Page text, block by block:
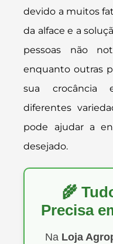
devido a muitos
da alface e a
pessoas não
enquanto outras
sua crocância
diferentes
pode ajudar a
desejado.
🌾
Precisa
Na Loja